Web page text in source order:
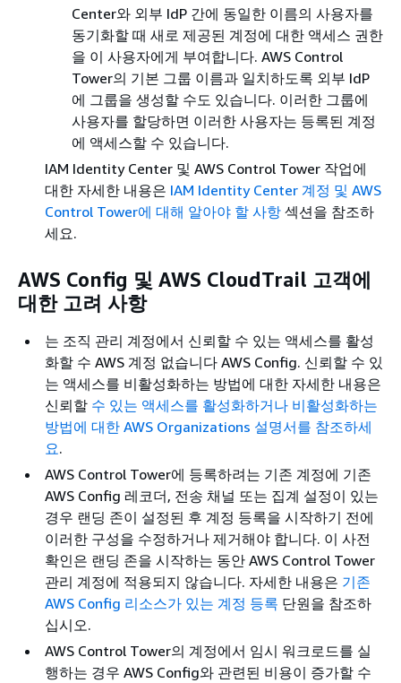
Center와 외부 IdP 간에 동일한 이름의 사용자를
동기화할 때 새로 제공된 계정에 대한 액세스 권한
을 이 사용자에게 부여합니다. AWS Control
Tower의 기본 그룹 이름과 일치하도록 외부 IdP
에 그룹을 생성할 수도 있습니다. 이러한 그룹에
사용자를 할당하면 이러한 사용자는 등록된 계정
에 액세스할 수 있습니다.
IAM Identity Center 및 AWS Control Tower 작업에
대한 자세한 내용은 IAM Identity Center 계정 및 AWS
Control Tower에 대해 알아야 할 사항 섹션을 참조하
세요.
AWS Config 및 AWS CloudTrail 고객에
대한 고려 사항
는 조직 관리 계정에서 신뢰할 수 있는 액세스를 활성
화할 수 AWS 계정 없습니다 AWS Config. 신뢰할 수 있
는 액세스를 비활성화하는 방법에 대한 자세한 내용은
신뢰할 수 있는 액세스를 활성화하거나 비활성화하는
방법에 대한 AWS Organizations 설명서를 참조하세
요.
AWS Control Tower에 등록하려는 기존 계정에 기존
AWS Config 레코더, 전송 채널 또는 집계 설정이 있는
경우 랜딩 존이 설정된 후 계정 등록을 시작하기 전에
이러한 구성을 수정하거나 제거해야 합니다. 이 사전
확인은 랜딩 존을 시작하는 동안 AWS Control Tower
관리 계정에 적용되지 않습니다. 자세한 내용은 기존
AWS Config 리소스가 있는 계정 등록 단원을 참조하
십시오.
AWS Control Tower의 계정에서 임시 워크로드를 실
행하는 경우 AWS Config와 관련된 비용이 증가할 수